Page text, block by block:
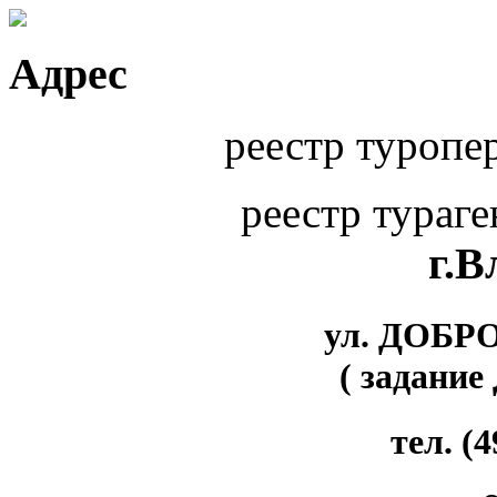
Адрес
реестр
реестр
ул.
(
тел.